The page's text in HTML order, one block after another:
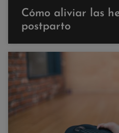
Cómo aliviar las
postparto